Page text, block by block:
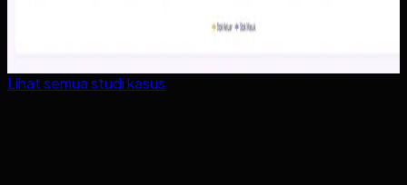
Lihat semua studi kasus